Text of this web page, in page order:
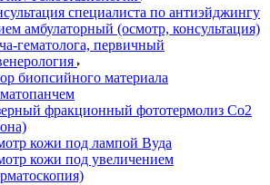
специалиста по антиэйджингу
амбулаторный (осмотр, консультация)
гематолога, первичный
биопсийного материала
фракционный фототермолиз Со2
кожи под лампой Вуда
кожи под увеличением